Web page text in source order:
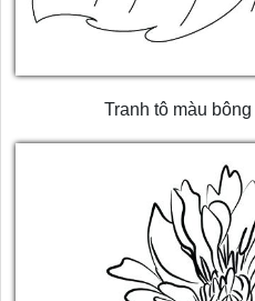
Tranh tô màu